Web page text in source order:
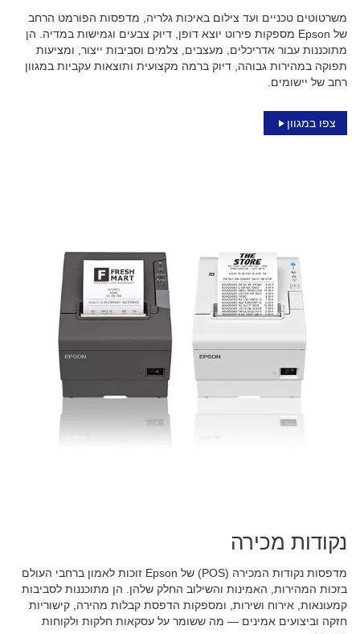
משרטוטים טכניים ועד צילום באיכות גלריה, מדפסות הפורמט הרחב
של Epson מספקות פירוט יוצא דופן, דיוק צבעים וגמישות במדיה. הן
מתוכננות עבור אדריכלים, מעצבים, צלמים וסביבות ייצור, ומציעות
תפוקה במהירות גבוהה, דיוק ברמה מקצועית ותוצאות עקביות במגוון
רחב של יישומים.
צפו במגוון
נקודות מכירה
מדפסות נקודות המכירה (POS) של Epson זוכות לאמון ברחבי העולם
בזכות המהירות, האמינות והשילוב החלק שלהן. הן מתוכננות לסביבות
קמעונאות, אירוח ושירות, ומספקות הדפסת קבלות מהירה, קישוריות
חזקה וביצועים אמינים — מה ששומר על עסקאות חלקות ולקוחות